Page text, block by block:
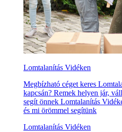
Lomtalanítás Vidéken
Megbízható céget keres
kapcsán? Remek helyen jár,
segít önnek Lomtalanítás
és mi örömmel segítünk
Lomtalanítás Vidéken